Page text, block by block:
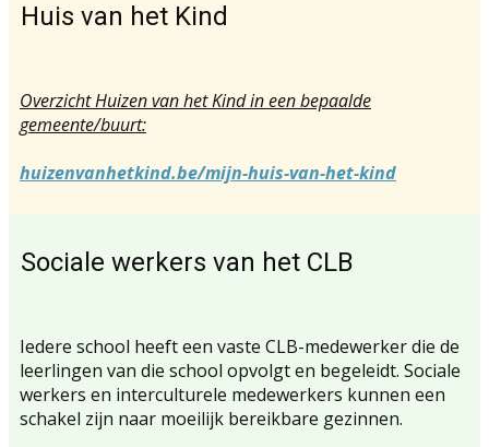
Huis van het Kind
Overzicht Huizen van het Kind in een bepaalde
gemeente/buurt:
huizenvanhetkind.be/mijn-huis-van-het-kind
Sociale werkers van het CLB
Iedere school heeft een vaste CLB-medewerker die de
leerlingen van die school opvolgt en begeleidt. Sociale
werkers en interculturele medewerkers kunnen een
schakel zijn naar moeilijk bereikbare gezinnen.